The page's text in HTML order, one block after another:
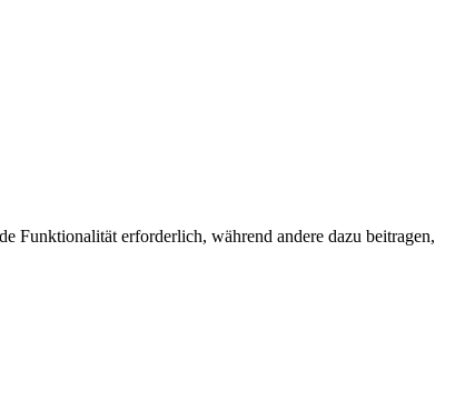
Funktionalität erforderlich, während andere dazu beitragen,